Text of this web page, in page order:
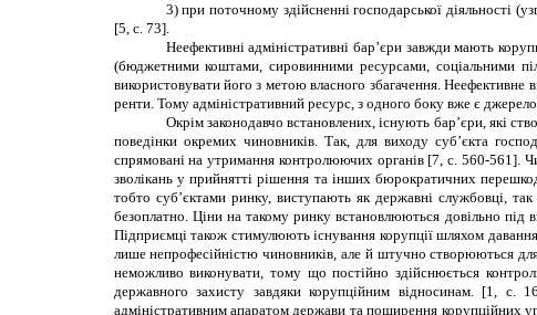
3) при поточному здійсненні господарської діяльності
[5, с. 73].
Неефективні адміністративні бар’єри завжди мають
(бюджетними коштами, сировинними ресурсами, соціальними
використовувати його з метою власного збагачення. Неефективне
ренти. Тому адміністративний ресурс, з одного боку вже є
Окрім законодавчо встановлених, існують бар’єри, які
поведінки окремих чиновників. Так, для виходу суб’єкта
спрямовані на утримання контролюючих органів [7, с. 560-561].
зволікань у прийнятті рішення та інших бюрократичних
тобто суб’єктами ринку, виступають як державні службовці,
безоплатно. Ціни на такому ринку встановлюються довільно
Підприємці також стимулюють існування корупції шляхом
лише непрофесійністю чиновників, але й штучно створюються
неможливо виконувати, тому що постійно здійснюється
державного захисту завдяки корупційним відносинам. [1, с.
адміністративним апаратом держави та поширення корупційних